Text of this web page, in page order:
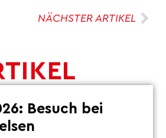
NÄCHSTER ARTIKEL
Besuch bei